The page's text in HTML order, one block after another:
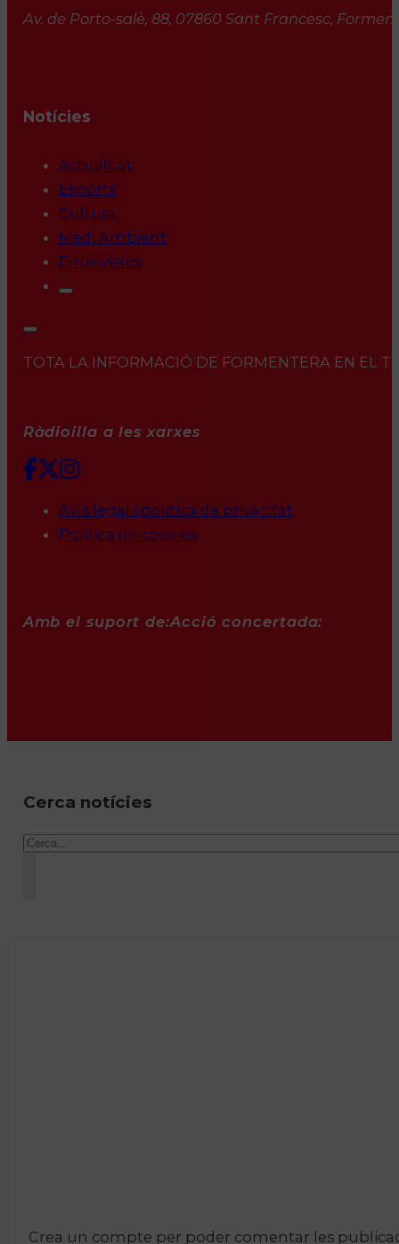
Av. de Porto-salè, 88, 07860 Sant Francesc,
Notícies
Actualitat
Esports
Cultura
Medi Ambient
Entrevistes
TOTA LA INFORMACIÓ DE FORMENTERA EN EL
Ràdioilla a les xarxes
Avís legal i política de privacitat
Política de cookies
Amb el suport de:Acció concertada:
Cerca notícies
Cercar
Crea un compte per poder comentar les